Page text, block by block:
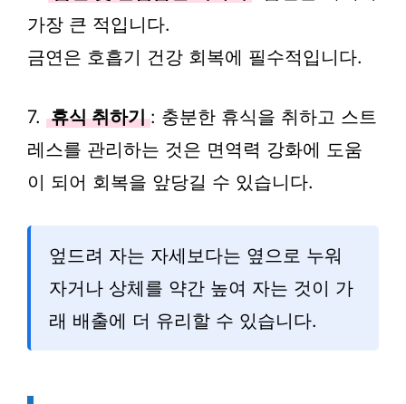
가장 큰 적입니다.
금연은 호흡기 건강 회복에 필수적입니다.
7. 휴식 취하기 : 충분한 휴식을 취하고 스트
레스를 관리하는 것은 면역력 강화에 도움
이 되어 회복을 앞당길 수 있습니다.
엎드려 자는 자세보다는 옆으로 누워
자거나 상체를 약간 높여 자는 것이 가
래 배출에 더 유리할 수 있습니다.